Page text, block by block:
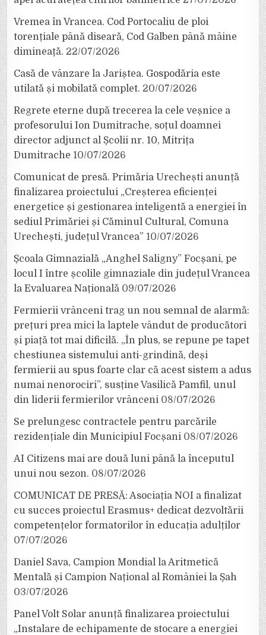
Vremea în Vrancea. Cod Portocaliu de ploi
torențiale până diseară, Cod Galben până mâine
dimineață. 22/07/2026
Casă de vânzare la Jariștea. Gospodăria este
utilată și mobilată complet. 20/07/2026
Regrete eterne după trecerea la cele veșnice a
profesorului Ion Dumitrache, soțul doamnei
director adjunct al Școlii nr. 10, Mitrița
Dumitrache 10/07/2026
Comunicat de presă. Primăria Urechești anunță
finalizarea proiectului „Creșterea eficienței
energetice și gestionarea inteligentă a energiei în
sediul Primăriei și Căminul Cultural, Comuna
Urechești, județul Vrancea” 10/07/2026
Școala Gimnazială „Anghel Saligny” Focșani, pe
locul I între școlile gimnaziale din județul Vrancea
la Evaluarea Națională 09/07/2026
Fermierii vrânceni trag un nou semnal de alarmă:
prețuri prea mici la laptele vândut de producători
și piață tot mai dificilă. „În plus, se repune pe tapet
chestiunea sistemului anti-grindină, deși
fermierii au spus foarte clar că acest sistem a adus
numai nenorociri”, susține Vasilică Pamfil, unul
din liderii fermierilor vrânceni 08/07/2026
Se prelungesc contractele pentru parcările
rezidențiale din Municipiul Focșani 08/07/2026
AI Citizens mai are două luni până la începutul
unui nou sezon. 08/07/2026
COMUNICAT DE PRESĂ: Asociația NOI a finalizat
cu succes proiectul Erasmus+ dedicat dezvoltării
competențelor formatorilor în educația adulților
07/07/2026
Daniel Sava, Campion Mondial la Aritmetică
Mentală și Campion Național al României la Șah
03/07/2026
Panel Volt Solar anunță finalizarea proiectului
„Instalare de echipamente de stocare a energiei